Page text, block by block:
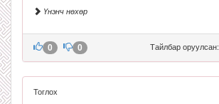
Үнэнч нөхөр
Тайлбар оруулсан:
0 0
Тоглох